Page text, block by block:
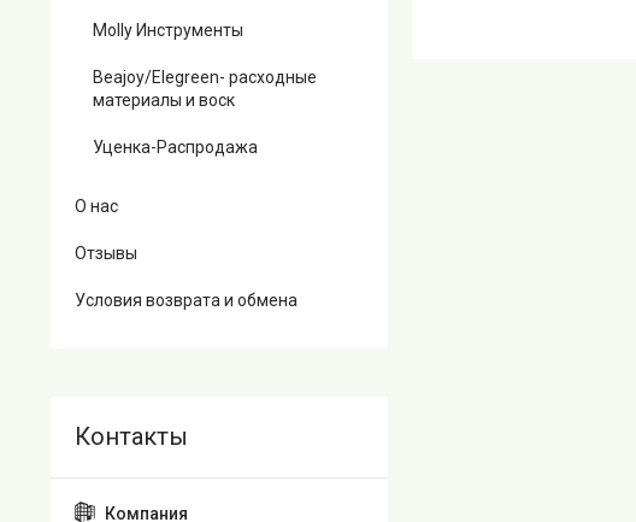
Molly Инструменты
Beajoy/Elegreen- расходные
материалы и воск
Уценка-Распродажа
О нас
Отзывы
Условия возврата и обмена